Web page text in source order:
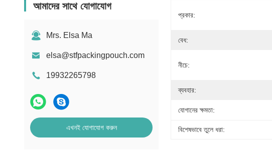
আমাদের সাথে যোগাযোগ
Mrs. Elsa Ma
elsa@stfpackingpouch.com
19932265798
এখনই যোগাযোগ করুন
প্রকার:
বেধ:
নীচে:
ব্যবহার:
যোগানের ক্ষমতা:
বিশেষভাবে তুলে ধরা: